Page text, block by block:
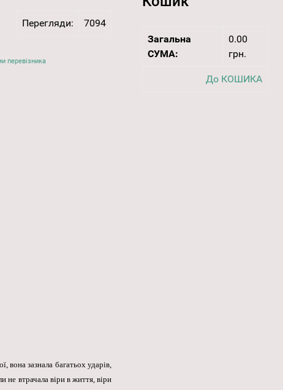
Перегляди: 7094
перевізника
вона зазнала багатьох ударів,
не втрачала віри в життя, віри
Загальна
СУМА:
0.00
грн.
До КОШИКА